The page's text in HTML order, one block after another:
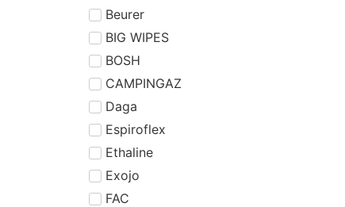
Beurer
BIG WIPES
BOSH
CAMPINGAZ
Daga
Espiroflex
Ethaline
Exojo
FAC